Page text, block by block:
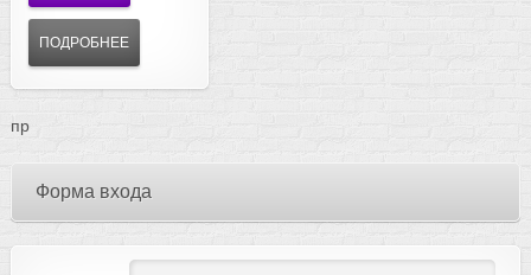
ПОДРОБНЕЕ
пр
Форма входа